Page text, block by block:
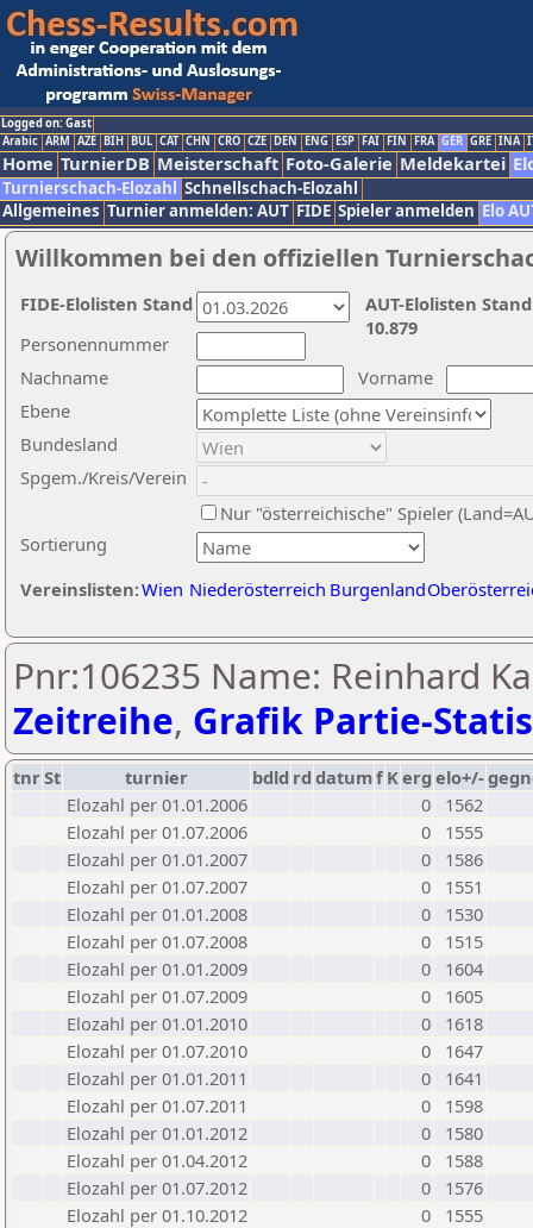
Logged on: Gast
Arabic ARM AZE BIH BUL CAT CHN CRO CZE DEN ENG ESP FAI FIN FRA GER GRE INA
Home TurnierDB Meisterschaft Foto-Galerie Meldekartei
Turnierschach-Elozahl Schnellschach-Elozahl
Allgemeines Turnier anmelden: AUT FIDE Spieler anmelden Elo
Willkommen bei den offiziellen
Nachname
Vorname
Ebene
Sortierung
Personennummer
Bundesland
Spgem./Kreis/Verein
Nur "österreichische" Spieler
Vereinslisten:Wien Niederösterreich Burgenland
AUT-Elolisten
10.879
FIDE-Elolisten Stand
Pnr:106235 Name: Reinhard
Zeitreihe, Grafik Partie-
tnrSt turnier bdld rd datumf Kerg elo+/-
Elozahl per 01.01.2006
0
1562
Elozahl per 01.07.2006
0
1555
Elozahl per 01.01.2007
0
1586
Elozahl per 01.07.2007
0
1551
Elozahl per 01.01.2008
0
1530
Elozahl per 01.07.2008
0
1515
Elozahl per 01.01.2009
0
1604
Elozahl per 01.07.2009
0
1605
Elozahl per 01.01.2010
0
1618
Elozahl per 01.07.2010
0
1647
Elozahl per 01.01.2011
0
1641
Elozahl per 01.07.2011
0
1598
Elozahl per 01.01.2012
0
1580
Elozahl per 01.04.2012
0
1588
Elozahl per 01.07.2012
0
1576
Elozahl per 01.10.2012
0
1555